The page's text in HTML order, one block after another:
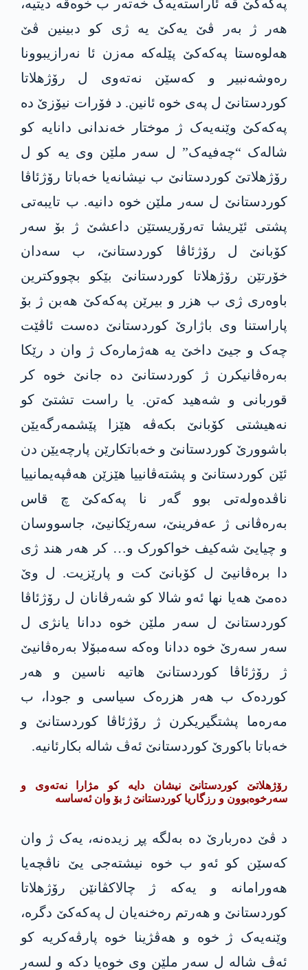
پەکەکێ ڤە ئاراستەیەک خەتەر ب خوەڤە دیتیە،
هەر ژ بەر ڤێ یەکێ یە ژی کو دبینین ڤێ
هەلوەستا پەکەکێ پێلەکە مەزن ئا نەرازیبوونا
رەوشەنبیر و کەسێن نەتەوی ل رۆژهلاتا
کوردستانێ ل پەی خوە ئانین. د فۆرات نیۆزێ دە
پەکەکێ وێنەیەک ژ موختار خەندانی دانایە کو
شالەک “چەفیەک” ل سەر ملێن وی یە کو ل
رۆژهلاتێ کوردستانێ ب نیشانەیا خەباتا رۆژئاڤا
کوردستانێ ل سەر ملێن خوە دانیە. ب تایبەتی
پشتی ئێریشا تەرۆریستێن داعشێ ژ بۆ سەر
کۆبانێ ل رۆژئاڤا کوردستانێ، ب سەدان
خۆرتێن رۆژهلاتا کوردستانێ بێکو بچووکترین
باوەری ژی ب هزر و بیرێن پەکەکێ هەبن ژ بۆ
پاراستنا وی باژارێ کوردستانێ دەست ئاڤێت
چەک و جیێ داخێ یە هەژمارەک ژ وان د رێکا
بەرەڤانیکرن ژ کوردستانێ دە جانێ خوە کر
قوربانی و شەهید کەتن. یا راست تشتێ کو
نەهیشتی کۆبانێ بکەڤە هێزا پێشمەرگەیێن
باشوورێ کوردستانێ و خەباتکارێن پارچەیێن دن
ئێن کوردستانێ و پشتەڤانییا هێزێن هەڤپەیمانییا
ناڤدەولەتی بوو گەر نا پەکەکێ چ قاس
بەرەڤانی ژ عەفرینێ، سەرێکانیێ، جاسووسان
و چیایێ شەکیف خواکورک و… کر هەر هند ژی
دا برەڤانیێ ل کۆبانێ کت و پارێزیت. ل وێ
دەمێ هەیا نها ئەو شالا کو شەرڤانان ل رۆژئاڤا
کوردستانێ ل سەر ملێن خوە ددانا یانژی ل
سەر سەرێ خوە ددانا وەکە سەمبۆلا بەرەڤانیێ
ژ رۆژئاڤا کوردستانێ هاتیە ناسین و هەر
کوردەک ب هەر هزرەک سیاسی و جودا، ب
مەرەما پشتگیریکرن ژ رۆژئاڤا کوردستانێ و
خەباتا باکورێ کوردستانێ ئەڤ شالە بکارئانیە.
رۆژهلاتێ کوردستانێ نیشان دایە کو مژارا نەتەوی و
سەرخوەبوون و رزگاریا کوردستانێ ژ بۆ وان ئەساسە
د ڤێ دەربارێ دە بەلگە پڕ زیدەنە، یەک ژ وان
کەسێن کو ئەو ب خوە نیشتەجی یێ ناڤچەیا
هەورامانە و یەکە ژ چالاکڤانێن رۆژهلاتا
کوردستانێ و هەرتم رەخنەیان ل پەکەکێ دگرە،
وێنەیەک ژ خوە و هەڤژینا خوە پارڤەکریە کو
ئەڤ شالە ل سەر ملێن وی خوەیا دکە و لسەر